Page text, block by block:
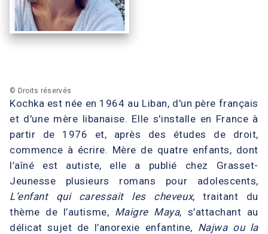
Kochka est née en 1964 au Liban, d'un père français
et d'une mère libanaise. Elle s'installe en France à
partir de 1976 et, après des études de droit,
commence à écrire. Mère de quatre enfants, dont
l’aîné est autiste, elle a publié chez Grasset-
Jeunesse plusieurs romans pour adolescents,
L’enfant qui caressait les cheveux, traitant du
thème de l’autisme, Maigre Maya, s’attachant au
délicat sujet de l’anorexie enfantine, Najwa ou la
© Droits réservés